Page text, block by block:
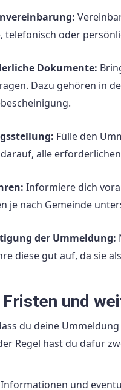
telefonisch oder
Dokumente:
Dazu gehören in
Fülle den
alle
Informiere dich
je nach Gemeinde
der Ummeldung:
diese gut auf, da sie
und
du deine
Regel hast du dafür
und